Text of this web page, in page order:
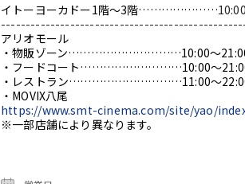
イトーヨーカドー1階～3階…………………
アリオモール
・物販ゾーン…………………………10:00～
・フードコート………………………10:00～
・レストラン…………………………11:00～
・MOVIX八尾
https://www.smt-cinema.com/site/yao/
※一部店舗により異なります。